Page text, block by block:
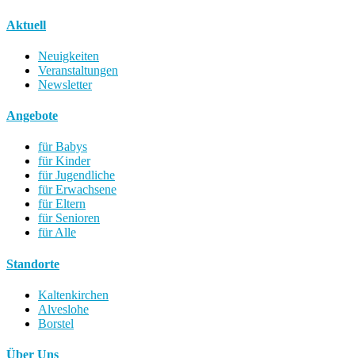
Aktuell
Neuigkeiten
Veranstaltungen
Newsletter
Angebote
für Babys
für Kinder
für Jugendliche
für Erwachsene
für Eltern
für Senioren
für Alle
Standorte
Kaltenkirchen
Alveslohe
Borstel
Über Uns